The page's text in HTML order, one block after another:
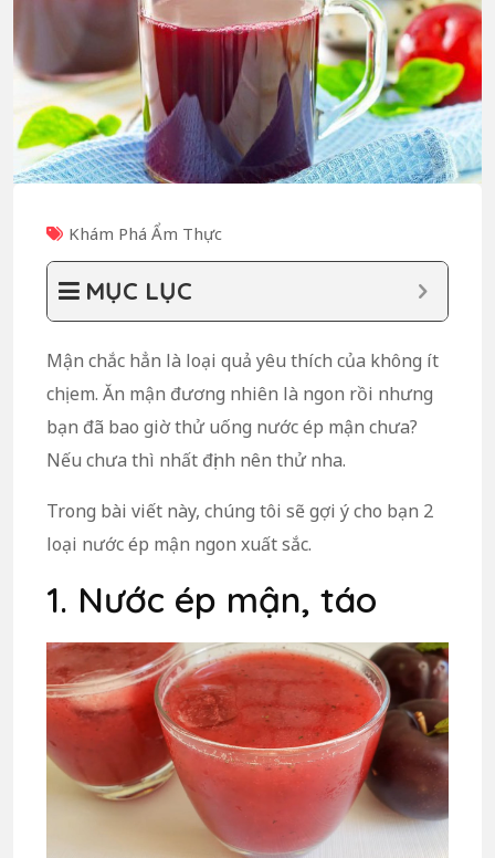
Khám Phá Ẩm Thực
MỤC LỤC
Mận chắc hẳn là loại quả yêu thích của không ít
chị em. Ăn mận đương nhiên là ngon rồi nhưng
bạn đã bao giờ thử uống nước ép mận chưa?
Nếu chưa thì nhất định nên thử nha.
Trong bài viết này, chúng tôi sẽ gợi ý cho bạn 2
loại nước ép mận ngon xuất sắc.
1. Nước ép mận, táo